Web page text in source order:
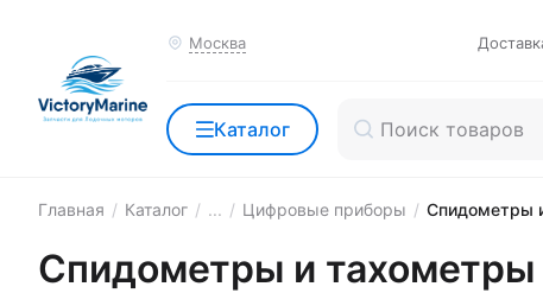
Москва
Каталог
Главная / Каталог / ... / Цифровые приборы / Спидометры
Спидометры и